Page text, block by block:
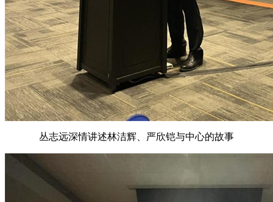
丛志远深情讲述林洁辉、严欣铠与中心的故事